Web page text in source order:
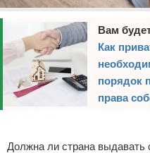
Вам
Как
порядок
права
Должна ли страна выдавать